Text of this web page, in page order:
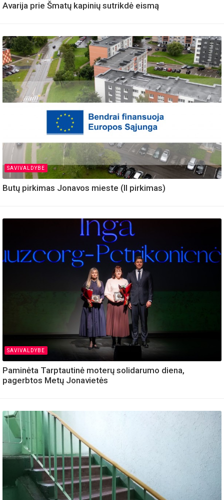
Avarija prie Šmatų kapinių sutrikdė eismą
SAVIVALDYBE
Butų pirkimas Jonavos mieste (II pirkimas)
SAVIVALDYBE
Paminėta Tarptautinė moterų solidarumo diena,
pagerbtos Metų Jonavietės